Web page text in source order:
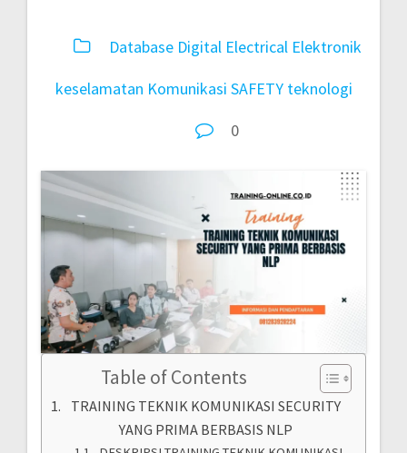
Database Digital Electrical Elektronik
keselamatan Komunikasi SAFETY teknologi
0
Table of Contents
TRAINING TEKNIK KOMUNIKASI SECURITY
YANG PRIMA BERBASIS NLP